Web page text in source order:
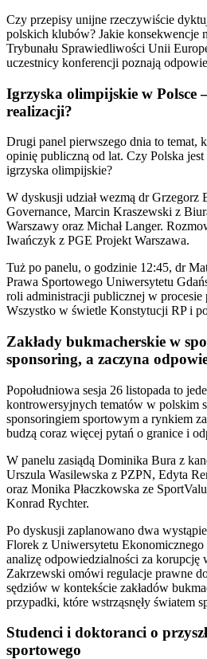
Czy przepisy unijne rzeczywiście
polskich klubów? Jakie konsekwencje
Trybunału Sprawiedliwości Unii
uczestnicy konferencji poznają
Igrzyska olimpijskie w Polsce
realizacji?
Drugi panel pierwszego dnia to temat,
opinię publiczną od lat. Czy Polska
igrzyska olimpijskie?
W dyskusji udział wezmą dr Grzegorz
Governance, Marcin Kraszewski z
Warszawy oraz Michał Langer.
Iwańczyk z PGE Projekt Warszawa.
Tuż po panelu, o godzinie 12:45, dr
Prawa Sportowego Uniwersytetu
roli administracji publicznej w
Wszystko w świetle Konstytucji RP i
Zakłady bukmacherskie w
sponsoring, a zaczyna
Popołudniowa sesja 26 listopada to
kontrowersyjnych tematów w polskim
sponsoringiem sportowym a rynkiem
budzą coraz więcej pytań o granice i
W panelu zasiądą Dominika Bura z
Urszula Wasilewska z PZPN, Edyta
oraz Monika Płaczkowska ze
Konrad Rychter.
Po dyskusji zaplanowano dwa
Florek z Uniwersytetu
analizę odpowiedzialności za korupcję
Zakrzewski omówi regulacje prawne
sędziów w kontekście zakładów
przypadki, które wstrząsnęły światem
Studenci i doktoranci o
sportowego